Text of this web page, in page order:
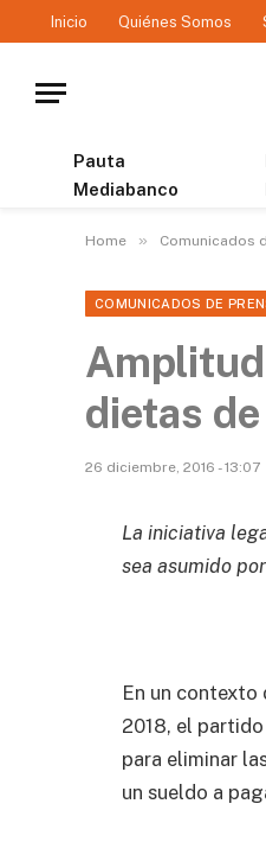
Inicio Quiénes Somos
Pauta
Mediabanco
Home » Comunicados
COMUNICADOS DE
dietas
26 diciembre, 2016 - 13:07
La iniciativa
sea asumido
En un contexto
2018, el
para eliminar
un sueldo a